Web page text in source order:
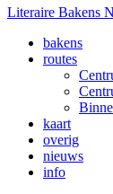
Literaire Bakens
bakens
routes
kaart
overig
nieuws
info